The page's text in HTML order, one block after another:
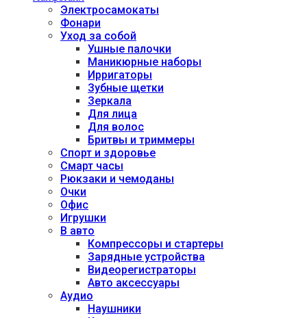
Электросамокаты
Фонари
Уход за собой
Ушные палочки
Маникюрные наборы
Ирригаторы
Зубные щетки
Зеркала
Для лица
Для волос
Бритвы и триммеры
Спорт и здоровье
Смарт часы
Рюкзаки и чемоданы
Очки
Офис
Игрушки
В авто
Компрессоры и стартеры
Зарядные устройства
Видеорегистраторы
Авто аксессуары
Аудио
Наушники